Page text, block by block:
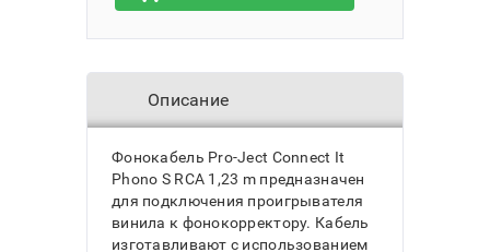
Описание
Фонокабель Pro-Ject Connect It
Phono S RCA 1,23 m предназначен
для подключения проигрывателя
винила к фонокорректору. Кабель
изготавливают с использованием